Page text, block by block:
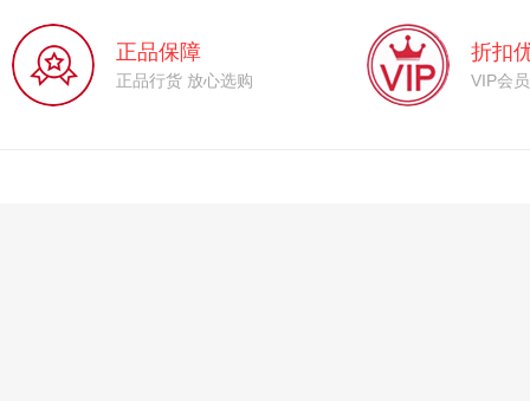
正品保障
正品行货 放心选购
折扣
VIP会